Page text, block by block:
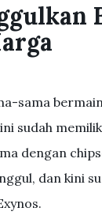
sama
sudah
dengan
dan kini